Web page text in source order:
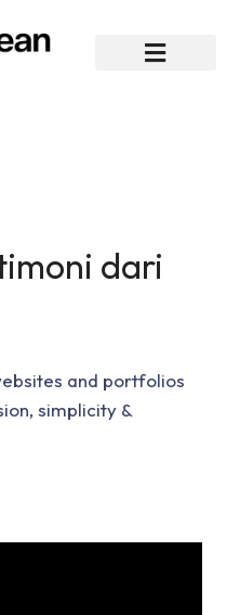
dari
and portfolios
simplicity &